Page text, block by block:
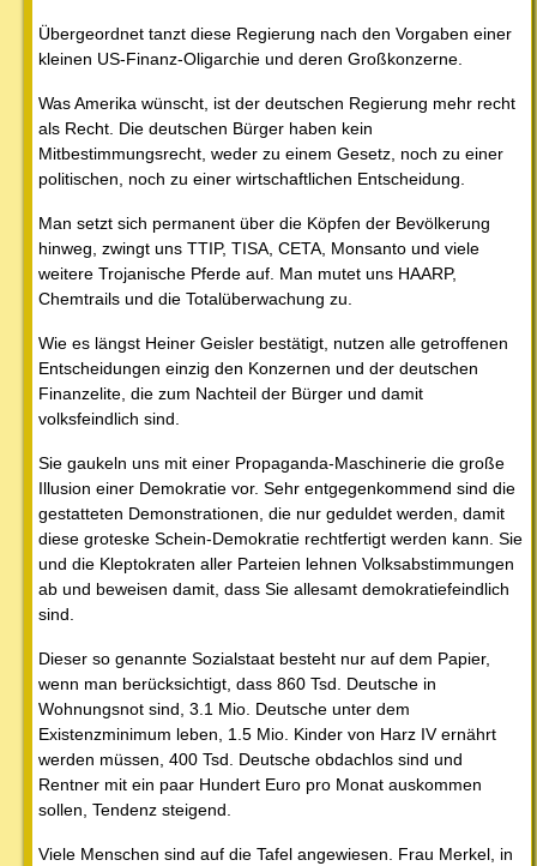
Übergeordnet tanzt diese Regierung nach den Vorgaben einer
kleinen US-Finanz-Oligarchie und deren Großkonzerne.
Was Amerika wünscht, ist der deutschen Regierung mehr recht
als Recht. Die deutschen Bürger haben kein
Mitbestimmungsrecht, weder zu einem Gesetz, noch zu einer
politischen, noch zu einer wirtschaftlichen Entscheidung.
Man setzt sich permanent über die Köpfen der Bevölkerung
hinweg, zwingt uns TTIP, TISA, CETA, Monsanto und viele
weitere Trojanische Pferde auf. Man mutet uns HAARP,
Chemtrails und die Totalüberwachung zu.
Wie es längst Heiner Geisler bestätigt, nutzen alle getroffenen
Entscheidungen einzig den Konzernen und der deutschen
Finanzelite, die zum Nachteil der Bürger und damit
volksfeindlich sind.
Sie gaukeln uns mit einer Propaganda-Maschinerie die große
Illusion einer Demokratie vor. Sehr entgegenkommend sind die
gestatteten Demonstrationen, die nur geduldet werden, damit
diese groteske Schein-Demokratie rechtfertigt werden kann. Sie
und die Kleptokraten aller Parteien lehnen Volksabstimmungen
ab und beweisen damit, dass Sie allesamt demokratiefeindlich
sind.
Dieser so genannte Sozialstaat besteht nur auf dem Papier,
wenn man berücksichtigt, dass 860 Tsd. Deutsche in
Wohnungsnot sind, 3.1 Mio. Deutsche unter dem
Existenzminimum leben, 1.5 Mio. Kinder von Harz IV ernährt
werden müssen, 400 Tsd. Deutsche obdachlos sind und
Rentner mit ein paar Hundert Euro pro Monat auskommen
sollen, Tendenz steigend.
Viele Menschen sind auf die Tafel angewiesen. Frau Merkel, in